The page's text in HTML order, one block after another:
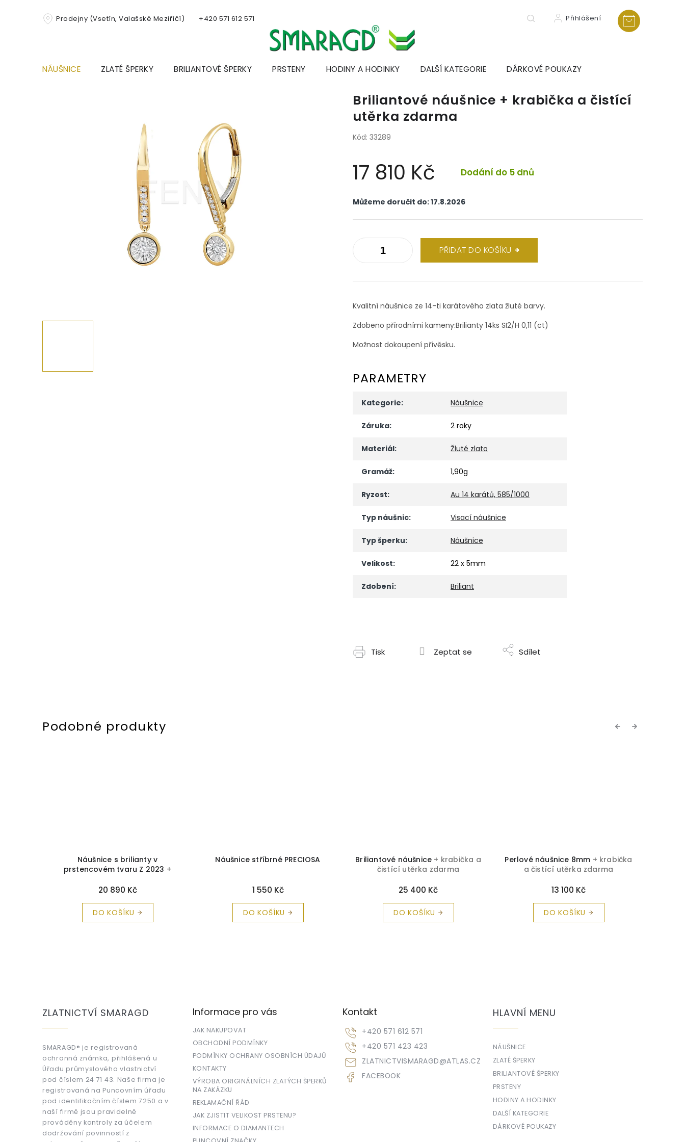
Prodejny (Vsetín, Valašské Meziříčí) +420 571 612 571 Přihlášení
NÁUŠNICE ZLATÉ ŠPERKY BRILIANTOVÉ ŠPERKY PRSTENY HODINY A HODINKY DALŠÍ KATEGORIE DÁRKOVÉ POUKAZY
Briliantové náušnice + krabička a čistící
utěrka zdarma
Kód: 33289
17 810 Kč Dodání do 5 dnů
cena:
Můžeme doručit do:17.8.2026
PŘIDAT DO KOŠÍKU
Kvalitní náušnice ze 14-ti karátového zlata žluté barvy.
Zdobeno přírodními kameny:Brilianty 14ks SI2/H 0,11 (ct)
Možnost dokoupení přívěsku.
PARAMETRY
Kategorie: Náušnice
Záruka: 2 roky
Materiál: Žluté zlato
Gramáž: 1,90g
Ryzost: Au 14 karátů, 585/1000
Typ náušnic: Visací náušnice
Typ šperku: Náušnice
Velikost: 22 x 5mm
Zdobení: Briliant
Tisk Zeptat se Sdílet
Previous
Náušnice s brilianty v
prstencovém tvaru Z 2023 +
20 890 Kč
DO KOŠÍKU
Náušnice stříbrné PRECIOSA
1 550 Kč
DO KOŠÍKU
Briliantové náušnice + krabička a
čistící utěrka zdarma
25 400 Kč
DO KOŠÍKU
Perlové náušnice 8mm + krabička
a čistící utěrka zdarma
13 100 Kč
DO KOŠÍKU
Next
ZLATNICTVÍ SMARAGD
SMARAGD® je registrovaná
ochranná známka, přihlášená u
Úřadu průmyslového vlastnictví
pod číslem 24 71 43. Naše firma je
registrovaná na Puncovním úřadu
pod identifikačním číslem 7250 a v
naší firmě jsou pravidelně
prováděny kontroly za účelem
dodržování povinností z
Informace pro vás
JAK NAKUPOVAT
OBCHODNÍ PODMÍNKY
PODMÍNKY OCHRANY OSOBNÍCH ÚDAJŮ
KONTAKTY
VÝROBA ORIGINÁLNÍCH ZLATÝCH ŠPERKŮ
NA ZAKÁZKU
REKLAMAČNÍ ŘÁD
JAK ZJISTIT VELIKOST PRSTENU?
INFORMACE O DIAMANTECH
Kontakt
ZLATNICTVISMARAGD@ATLAS.CZ
+420 571 612 571
+420 571 423 423
FACEBOOK
HLAVNÍ MENU
NÁUŠNICE
ZLATÉ ŠPERKY
BRILIANTOVÉ ŠPERKY
PRSTENY
HODINY A HODINKY
DALŠÍ KATEGORIE
DÁRKOVÉ POUKAZY